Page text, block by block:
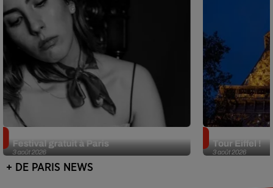
3 août 2026
Festival gratuit à Paris
3 août 2026
Tour Eiffel !
+ DE PARIS NEWS